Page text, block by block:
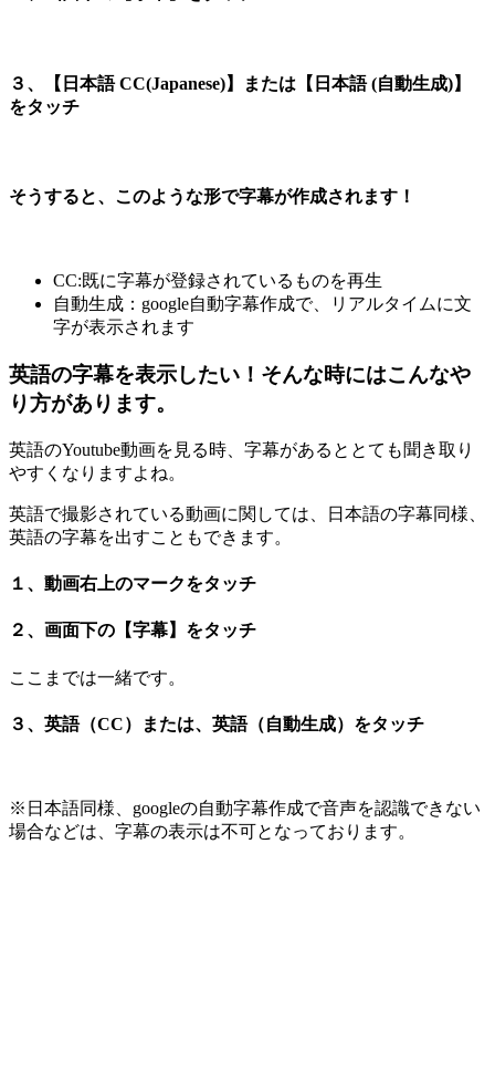
３、【日本語 CC(Japanese)】または【日本語 (自動生成)】
をタッチ
そうすると、このような形で字幕が作成されます！
CC:既に字幕が登録されているものを再生
自動生成：google自動字幕作成で、リアルタイムに文
字が表示されます
英語の字幕を表示したい！そんな時にはこんなや
り方があります。
英語のYoutube動画を見る時、字幕があるととても聞き取り
やすくなりますよね。
英語で撮影されている動画に関しては、日本語の字幕同様、
英語の字幕を出すこともできます。
１、動画右上のマークをタッチ
２、画面下の【字幕】をタッチ
ここまでは一緒です。
３、英語（CC）または、英語（自動生成）をタッチ
※日本語同様、googleの自動字幕作成で音声を認識できない
場合などは、字幕の表示は不可となっております。